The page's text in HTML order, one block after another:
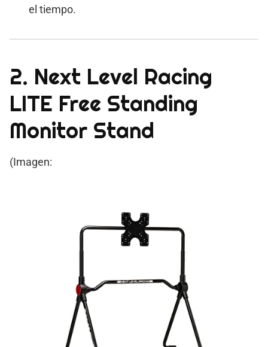
el tiempo.
2. Next Level Racing
LITE Free Standing
Monitor Stand
(Imagen: